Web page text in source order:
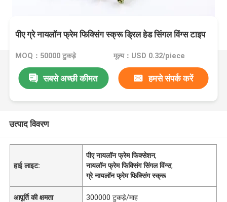
पीए ग्रे नायलॉन फ्रेम फिक्सिंग स्क्रू ड्रिल हेड सिंगल विंग्स टाइप
MOQ：50000 टुकड़े मूल्य：USD 0.32/piece
सबसे अच्छी कीमत हमसे संपर्क करें
उत्पाद विवरण
हाई लाइट:
पीए नायलॉन फ्रेम फिक्सेशन,
नायलॉन फ्रेम फिक्सिंग सिंगल विंग्स,
ग्रे नायलॉन फ्रेम फिक्सिंग स्क्रू
आपूर्ति की क्षमता 300000 टुकड़े/माह